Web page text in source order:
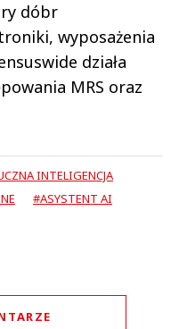
dóbr
wyposażenia
działa
MRS oraz
INTELIGENCJA
#ASYSTENT AI